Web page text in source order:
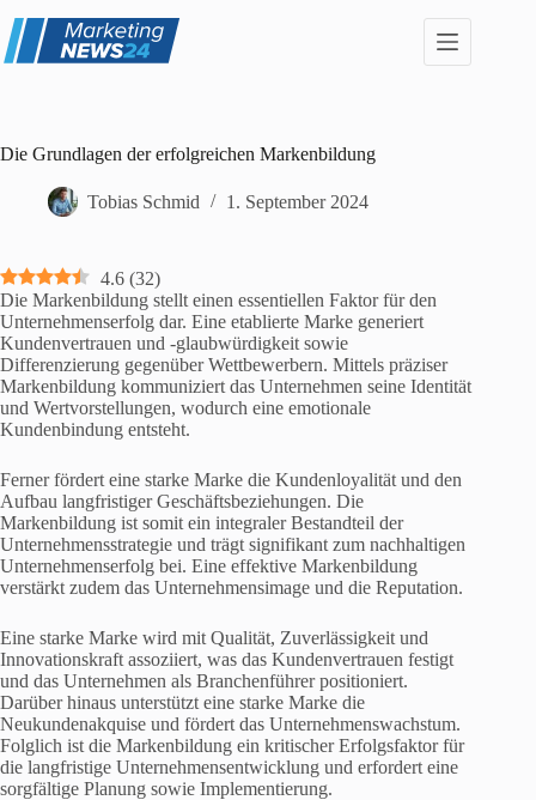
Inhalt
springen
Die Grundlagen der erfolgreichen Markenbildung
Tobias Schmid 1. September 2024
4.6 (32)
Die Markenbildung stellt einen essentiellen Faktor für den
Unternehmenserfolg dar. Eine etablierte Marke generiert
Kundenvertrauen und -glaubwürdigkeit sowie
Differenzierung gegenüber Wettbewerbern. Mittels präziser
Markenbildung kommuniziert das Unternehmen seine Identität
und Wertvorstellungen, wodurch eine emotionale
Kundenbindung entsteht.
Ferner fördert eine starke Marke die Kundenloyalität und den
Aufbau langfristiger Geschäftsbeziehungen. Die
Markenbildung ist somit ein integraler Bestandteil der
Unternehmensstrategie und trägt signifikant zum nachhaltigen
Unternehmenserfolg bei. Eine effektive Markenbildung
verstärkt zudem das Unternehmensimage und die Reputation.
Eine starke Marke wird mit Qualität, Zuverlässigkeit und
Innovationskraft assoziiert, was das Kundenvertrauen festigt
und das Unternehmen als Branchenführer positioniert.
Darüber hinaus unterstützt eine starke Marke die
Neukundenakquise und fördert das Unternehmenswachstum.
Folglich ist die Markenbildung ein kritischer Erfolgsfaktor für
die langfristige Unternehmensentwicklung und erfordert eine
sorgfältige Planung sowie Implementierung.